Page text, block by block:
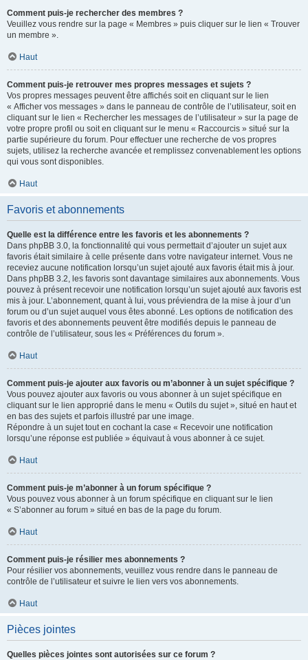
Comment puis-je rechercher des membres ?
Veuillez vous rendre sur la page « Membres » puis cliquer sur le lien « Trouver
un membre ».
Haut
Comment puis-je retrouver mes propres messages et sujets ?
Vos propres messages peuvent être affichés soit en cliquant sur le lien
« Afficher vos messages » dans le panneau de contrôle de l’utilisateur, soit en
cliquant sur le lien « Rechercher les messages de l’utilisateur » sur la page de
votre propre profil ou soit en cliquant sur le menu « Raccourcis » situé sur la
partie supérieure du forum. Pour effectuer une recherche de vos propres
sujets, utilisez la recherche avancée et remplissez convenablement les options
qui vous sont disponibles.
Haut
Favoris et abonnements
Quelle est la différence entre les favoris et les abonnements ?
Dans phpBB 3.0, la fonctionnalité qui vous permettait d’ajouter un sujet aux
favoris était similaire à celle présente dans votre navigateur internet. Vous ne
receviez aucune notification lorsqu’un sujet ajouté aux favoris était mis à jour.
Dans phpBB 3.2, les favoris sont davantage similaires aux abonnements. Vous
pouvez à présent recevoir une notification lorsqu’un sujet ajouté aux favoris est
mis à jour. L’abonnement, quant à lui, vous préviendra de la mise à jour d’un
forum ou d’un sujet auquel vous êtes abonné. Les options de notification des
favoris et des abonnements peuvent être modifiés depuis le panneau de
contrôle de l’utilisateur, sous les « Préférences du forum ».
Haut
Comment puis-je ajouter aux favoris ou m’abonner à un sujet spécifique ?
Vous pouvez ajouter aux favoris ou vous abonner à un sujet spécifique en
cliquant sur le lien approprié dans le menu « Outils du sujet », situé en haut et
en bas des sujets et parfois illustré par une image.
Répondre à un sujet tout en cochant la case « Recevoir une notification
lorsqu’une réponse est publiée » équivaut à vous abonner à ce sujet.
Haut
Comment puis-je m’abonner à un forum spécifique ?
Vous pouvez vous abonner à un forum spécifique en cliquant sur le lien
« S’abonner au forum » situé en bas de la page du forum.
Haut
Comment puis-je résilier mes abonnements ?
Pour résilier vos abonnements, veuillez vous rendre dans le panneau de
contrôle de l’utilisateur et suivre le lien vers vos abonnements.
Haut
Pièces jointes
Quelles pièces jointes sont autorisées sur ce forum ?